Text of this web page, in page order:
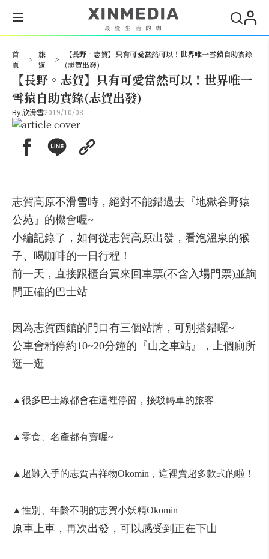
首
頁
>
旅
遊
>
【長野。志賀】只有可愛當然可以！世界唯一雪猿自助實錄
(志賀出發)
【長野。志賀】只有可愛當然可以！世界唯一
雪猿自助實錄(志賀出發)
By欣滑雪2019/10/08
志賀高原不滑雪時，絕對不能錯過去『地獄谷野猿
公苑』的機會喔~
小編記錄了，如何從志賀高原出發，看泡溫泉的猴
子、喝咖啡的一日行程！
前一天，直接跟櫃台買來回車票(不含入場門票)並詢
問正確的巴士站
因為志賀西館的門口有三個站牌，可別搭錯囉~
公車會稍停約10~20分鐘的『山之車站』，上個廁所
逛一逛
▲很多巴士線都會在這裡停留，接駁轉車的旅客
▲零食、名產都有賣喔~
▲超難入手的志賀吉祥物Okomin，這裡賣超多款式的啦！
▲性別、年齡不明的志賀小妖精Okomin
原車上車，再次出發，可以感受到正在下山